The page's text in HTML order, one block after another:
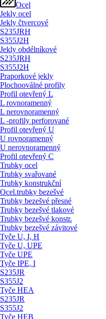
Ocel
Jekly ocel
Jekly čtvercové
S235JRH
S355J2H
Jekly obdélníkové
S235JRH
S355J2H
Praporkové jekly
Plochooválné profily
Profil otevřený L
L rovnoramenný
L nerovnoramenný
L -profily perforované
Profil otevřený U
U rovnoramenný
U nerovnoramenný
Profil otevřený C
Trubky ocel
Trubky svařované
Trubky konstrukční
Ocel.trubky bezešvé
Trubky bezešvé přesné
Trubky bezešvé tlakové
Trubky bezešvé konstr.
Trubky bezešvé závitové
Tyče U, I, H
Tyče U, UPE
Tyče UPE
Tyče IPE, I
S235JR
S355J2
Tyče HEA
S235JR
S355J2
Tyče HEB